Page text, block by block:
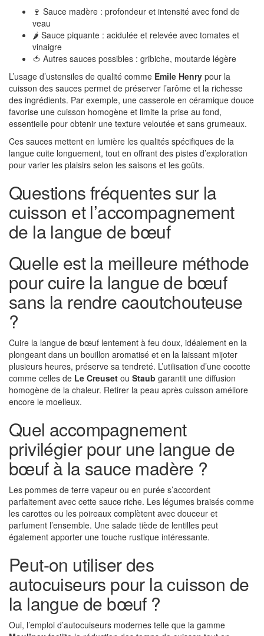
🍷 Sauce madère : profondeur et intensité avec fond de
veau
🌶️ Sauce piquante : acidulée et relevée avec tomates et
vinaigre
🍅 Autres sauces possibles : gribiche, moutarde légère
L’usage d’ustensiles de qualité comme Emile Henry pour la
cuisson des sauces permet de préserver l’arôme et la richesse
des ingrédients. Par exemple, une casserole en céramique douce
favorise une cuisson homogène et limite la prise au fond,
essentielle pour obtenir une texture veloutée et sans grumeaux.
Ces sauces mettent en lumière les qualités spécifiques de la
langue cuite longuement, tout en offrant des pistes d’exploration
pour varier les plaisirs selon les saisons et les goûts.
Questions fréquentes sur la
cuisson et l’accompagnement
de la langue de bœuf
Quelle est la meilleure méthode
pour cuire la langue de bœuf
sans la rendre caoutchouteuse
?
Cuire la langue de bœuf lentement à feu doux, idéalement en la
plongeant dans un bouillon aromatisé et en la laissant mijoter
plusieurs heures, préserve sa tendreté. L’utilisation d’une cocotte
comme celles de Le Creuset ou Staub garantit une diffusion
homogène de la chaleur. Retirer la peau après cuisson améliore
encore le moelleux.
Quel accompagnement
privilégier pour une langue de
bœuf à la sauce madère ?
Les pommes de terre vapeur ou en purée s’accordent
parfaitement avec cette sauce riche. Les légumes braisés comme
les carottes ou les poireaux complètent avec douceur et
parfument l’ensemble. Une salade tiède de lentilles peut
également apporter une touche rustique intéressante.
Peut-on utiliser des
autocuiseurs pour la cuisson de
la langue de bœuf ?
Oui, l’emploi d’autocuiseurs modernes telle que la gamme